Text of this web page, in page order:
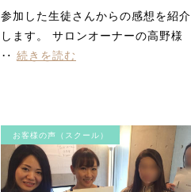
参加した生徒さんからの感想を紹介
します。 サロンオーナーの高野様
‥ 続きを読む
お客様の声（スクール）